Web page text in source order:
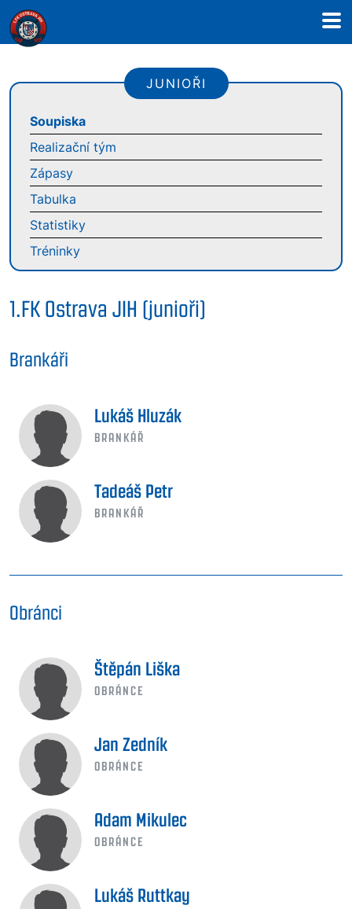
1.FK Ostrava JIH (junioři)
Brankáři
Lukáš Hluzák
BRANKÁŘ
Tadeáš Petr
BRANKÁŘ
Obránci
Štěpán Liška
OBRÁNCE
Jan Zedník
OBRÁNCE
Adam Mikulec
OBRÁNCE
Lukáš Ruttkay
JUNIOŘI
Soupiska
Realizační tým
Zápasy
Tabulka
Statistiky
Tréninky